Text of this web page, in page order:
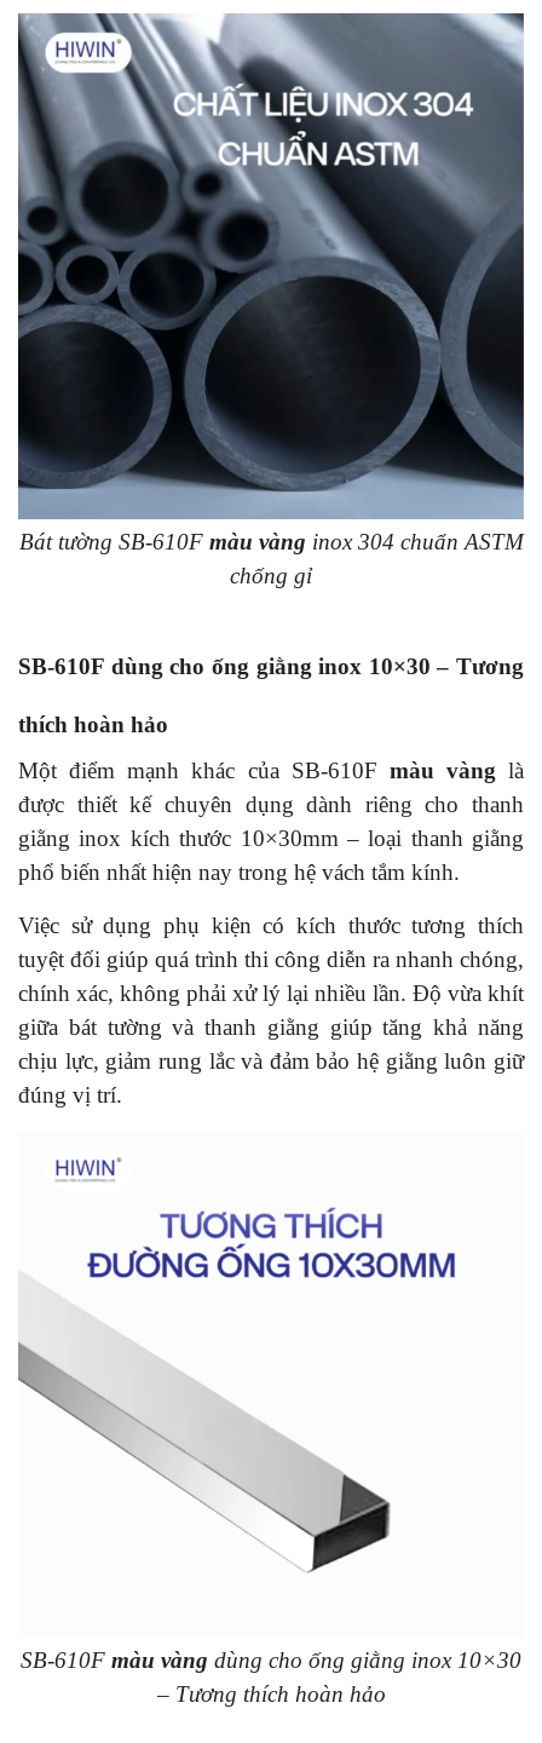
Bát tường SB-610F màu vàng inox 304 chuẩn ASTM
chống gỉ
SB-610F dùng cho ống giằng inox 10×30 – Tương
thích hoàn hảo
Một điểm mạnh khác của SB-610F màu vàng là
được thiết kế chuyên dụng dành riêng cho thanh
giằng inox kích thước 10×30mm – loại thanh giằng
phổ biến nhất hiện nay trong hệ vách tắm kính.
Việc sử dụng phụ kiện có kích thước tương thích
tuyệt đối giúp quá trình thi công diễn ra nhanh chóng,
chính xác, không phải xử lý lại nhiều lần. Độ vừa khít
giữa bát tường và thanh giằng giúp tăng khả năng
chịu lực, giảm rung lắc và đảm bảo hệ giằng luôn giữ
đúng vị trí.
SB-610F màu vàng dùng cho ống giằng inox 10×30
– Tương thích hoàn hảo